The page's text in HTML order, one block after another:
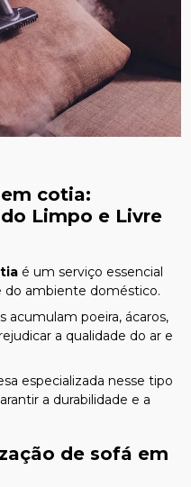
cotia:
Limpo e Livre
é um serviço essencial
do ambiente doméstico.
acumulam poeira, ácaros,
a qualidade do ar e
especializada nesse tipo
a durabilidade e a
de sofá em